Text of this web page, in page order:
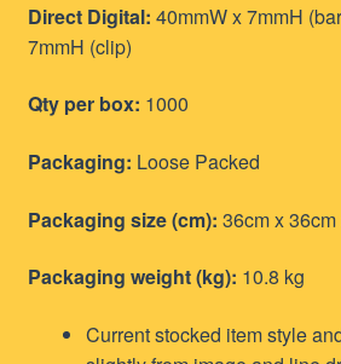
Direct Digital: 40mmW x 7mmH
7mmH (clip)
Qty per box: 1000
Packaging: Loose Packed
Packaging size (cm): 36cm x
Packaging weight (kg): 10.8 kg
Current stocked item style